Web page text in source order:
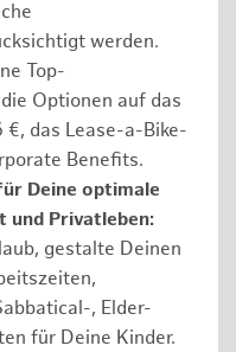
werden.
Top-
Optionen auf das
das Lease-a-Bike-
Benefits.
Deine optimale
und Privatleben:
gestalte Deinen
, Elder-
für Deine Kinder.